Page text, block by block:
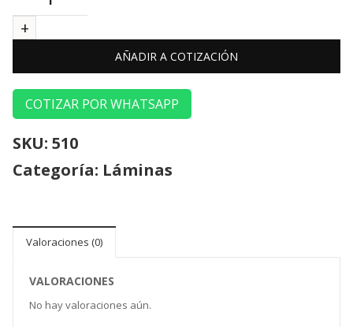
AÑADIR A COTIZACIÓN
COTIZAR POR WHATSAPP
SKU: 510
Categoría: Láminas
Valoraciones (0)
VALORACIONES
No hay valoraciones aún.